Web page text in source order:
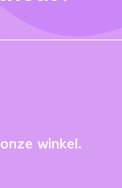
winkel.